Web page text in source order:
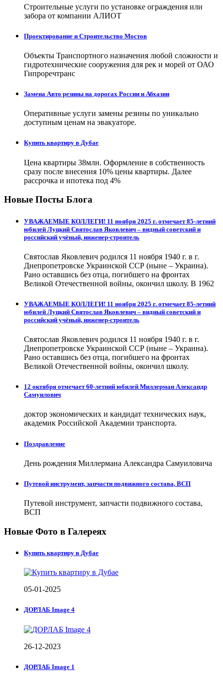
Строительные услуги по установке ограждения или
забора от компании АЛИОТ
Проектирование и Строительство Мостов
Объекты Транспортного назначения любой сложности и
гидротехнические сооружения для рек и морей от ОАО
Гипроречтранс
Замена Авто резины на дорогах России и Абхазии
Оперативные услуги замены резины по уникально
доступным ценам на эвакуаторе.
Купить квартиру в Дубае
Цена квартиры 38млн. Оформление в собственность
сразу после внесения 10% цены квартиры. Далее
рассрочка и ипотека под 4%
Новые Посты Блога
УВАЖАЕМЫЕ КОЛЛЕГИ! 11 ноября 2025 г. отмечает 85-летний
юбилей Луцкий Святослав Яковлевич – видный советский и
российский учёный, инженер-строитель
Святослав Яковлевич родился 11 ноября 1940 г. в г.
Днепропетровске Украинской ССР (ныне – Украина).
Рано оставшись без отца, погибшего на фронтах
Великой Отечественной войны, окончил школу. В 1962
УВАЖАЕМЫЕ КОЛЛЕГИ! 11 ноября 2025 г. отмечает 85-летний
юбилей Луцкий Святослав Яковлевич – видный советский и
российский учёный, инженер-строитель
Святослав Яковлевич родился 11 ноября 1940 г. в г.
Днепропетровске Украинской ССР (ныне – Украина).
Рано оставшись без отца, погибшего на фронтах
Великой Отечественной войны, окончил школу.
12 октября отмечает 60-летний юбилей Миллерман Александр
Самуилович
доктор экономических и кандидат технических наук,
академик Российской Академии транспорта.
Поздравление
День рождения Миллермана Александра Самуиловича
Путевой инструмент, запчасти подвижного состава, ВСП
Путевой инструмент, запчасти подвижного состава,
ВСП
Новые Фото в Галереях
Купить квартиру в Дубае
05-01-2025
ДОРЛАБ Image 4
26-12-2023
ДОРЛАБ Image 1